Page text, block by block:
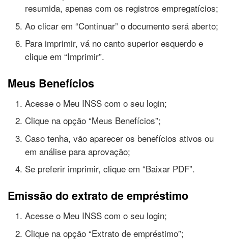
resumida, apenas com os registros empregatícios;
Ao clicar em “Continuar” o documento será aberto;
Para imprimir, vá no canto superior esquerdo e
clique em “Imprimir”.
Meus Benefícios
Acesse o Meu INSS com o seu login;
Clique na opção “Meus Benefícios”;
Caso tenha, vão aparecer os benefícios ativos ou
em análise para aprovação;
Se preferir imprimir, clique em “Baixar PDF”.
Emissão do extrato de empréstimo
Acesse o Meu INSS com o seu login;
Clique na opção “Extrato de empréstimo”;